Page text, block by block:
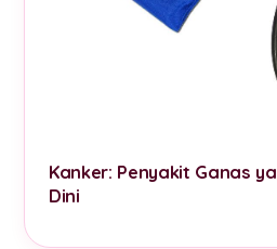
Kanker: Penyakit Ganas
Dini